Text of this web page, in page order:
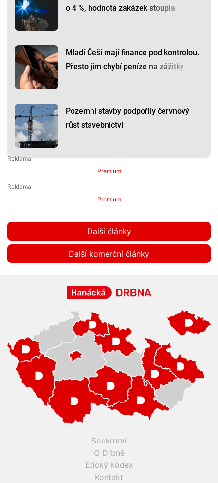
o 4 %, hodnota zakázek stoupla
Mladí Češi mají finance pod kontrolou.
Přesto jim chybí peníze na zážitky
Pozemní stavby podpořily červnový
růst stavebnictví
Premium
Premium
Další články
Další komerční články
Soukromí
O Drbně
Etický kodex
Kontakt